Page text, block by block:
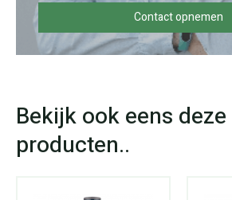
Contact opnemen